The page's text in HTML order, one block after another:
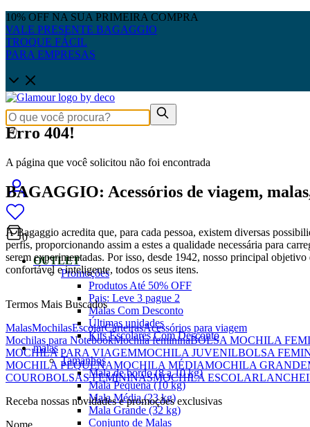
10% OFF NA SUA PRIMEIRA COMPRA
VALE PRESENTE BAGAGGIO
TROQUE FÁCIL
PARA EMPRESAS
0
OUTLET
Promoções
Produtos Até 50% OFF
Pais: Leve 3 pague 2
Malas Com Desconto
Últimas unidades
Kits Escolares Com Desconto
malas
Tamanhos
Mala de bordo (8 a 10 kg)
Mala Pequena (10 kg)
Mala Média (23 kg)
Mala Grande (32 kg)
Conjunto de Malas
Erro 404!
A página que você solicitou não foi encontrada
BAGAGGIO: Acessórios de viagem,
A Bagaggio acredita que, para cada pessoa, existem diversas
perfis, proporcionando assim a estes a qualidade necessária para
serem experimentadas. Por isso, desde 1942, nosso principal
confortável e inteligente, todos os seus itens.
Termos Mais Buscados
MalasMochilasEscolarCarteirasAcessórios para viagem
Mochilas para NotebookMochila femininaBOLSA MOCHILA
MOCHILA PARA VIAGEMMOCHILA JUVENILBOLSA
MOCHILA PEQUENAMOCHILA MÉDIAMOCHILA GRANDE
COUROBOLSAS FEMININASMOCHILA ESCOLAR
Receba nossas novidades e promoções exclusivas
Nome